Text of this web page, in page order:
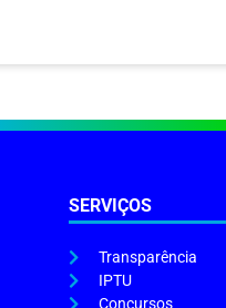
SERVIÇOS
Transparência
IPTU
Concursos